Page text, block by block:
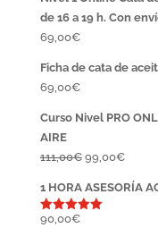
de 16 a 19 h. Con
69,00€
Ficha de cata de
69,00€
Curso Nivel PRO
AIRE
111,00€ El
original
99,00€El
actual
1 HORA ASESORÍA
Valorado
90,00€